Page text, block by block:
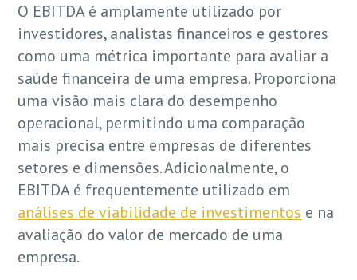
O EBITDA é amplamente utilizado por
investidores, analistas financeiros e gestores
como uma métrica importante para avaliar a
saúde financeira de uma empresa. Proporciona
uma visão mais clara do desempenho
operacional, permitindo uma comparação
mais precisa entre empresas de diferentes
setores e dimensões. Adicionalmente, o
EBITDA é frequentemente utilizado em
análises de viabilidade de investimentos e na
avaliação do valor de mercado de uma
empresa.